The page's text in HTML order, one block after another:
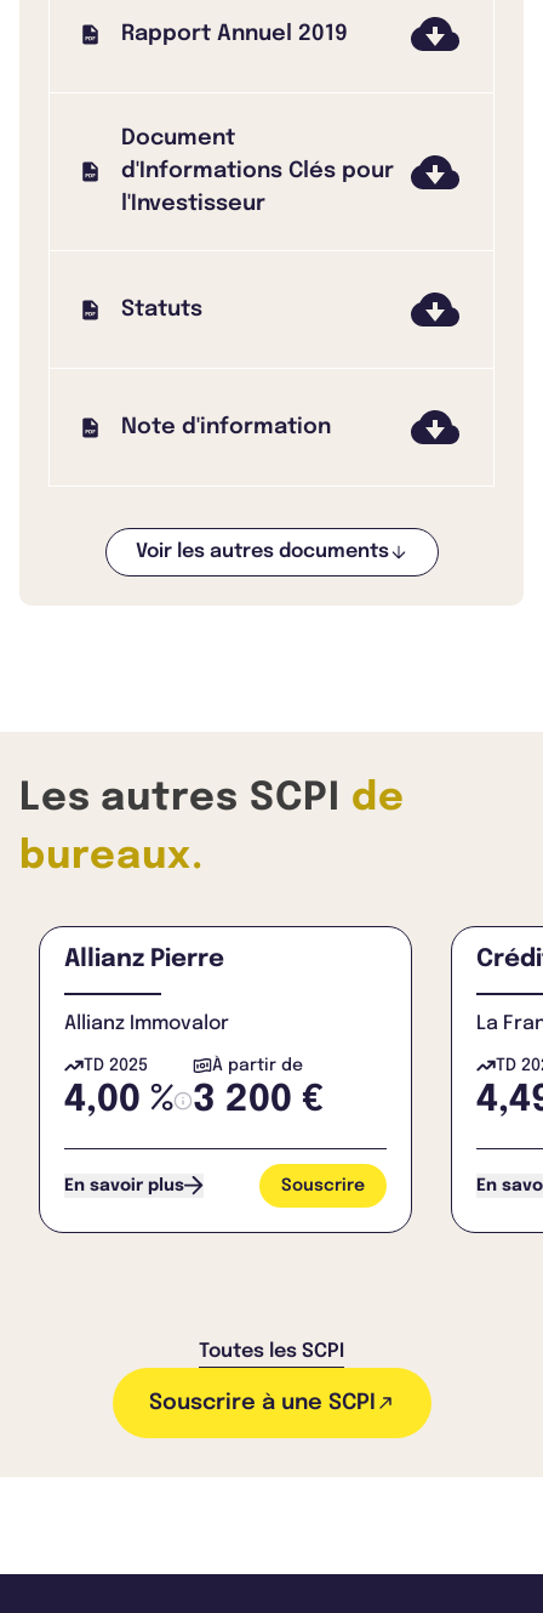
Rapport Annuel 2019
Document
d'Informations Clés pour
l'Investisseur
Statuts
Note d'information
Voir les autres documents
Les autres SCPI de
bureaux.
Allianz Pierre
Allianz Immovalor
TD 2025
4,00 %
À partir de
3 200 €
En savoir plus Souscrire
La
TD
En
Toutes les SCPI
Souscrire à une SCPI